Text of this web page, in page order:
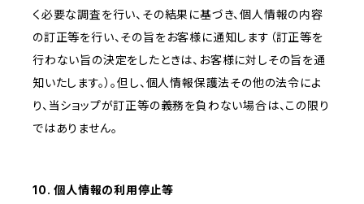
く必要な調査を行い、その結果に基づき、個人情報の内容
の訂正等を行い、その旨をお客様に通知します（訂正等を
行わない旨の決定をしたときは、お客様に対しその旨を通
知いたします。）。但し、個人情報保護法その他の法令によ
り、当ショップが訂正等の義務を負わない場合は、この限り
ではありません。
10. 個人情報の利用停止等